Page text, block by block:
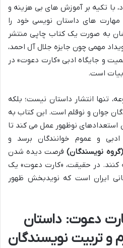
با تکیه بر آموزش های بی هزینه و
مهارت های داستان نویسی خود را
به صورت یک کتاب چاپی منتشر
مهمی چون جایزه جلال آل احمد،
و جایگاه ادبی «کارت دعوت» در
است.
تنها انتشار داستان نیست؛ بلکه
جوان و نوقلم است. این کتاب به
استعدادهای نوظهور عمل می کند تا
و عموم خوانندگان برسد و
نویسندگان)فرصت دیده شدن
کنند. در حقیقت، «کارت دعوت» یک
ایران است که نویدبخش ظهور
دعوت: داستان
و تربیت نویسندگان